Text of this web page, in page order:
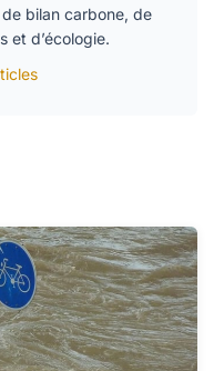
bilan carbone, de
et d’écologie.